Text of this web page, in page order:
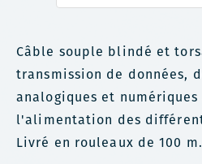
Câble souple blindé et
transmission de données,
analogiques et
l'alimentation des
Livré en rouleaux de 100 m.